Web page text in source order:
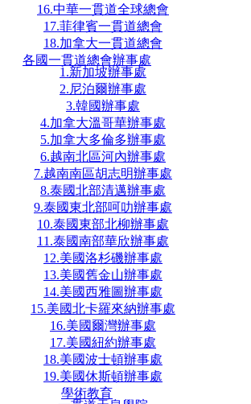
16.中華一貫道全球總會
17.菲律賓一貫道總會
18.加拿大一貫道總會
各國一貫道總會辦事處
1.新加坡辦事處
2.尼泊爾辦事處
3.韓國辦事處
4.加拿大溫哥華辦事處
5.加拿大多倫多辦事處
6.越南北區河內辦事處
7.越南南區胡志明辦事處
8.泰國北部清邁辦事處
9.泰國東北部呵叻辦事處
10.泰國東部北柳辦事處
11.泰國南部華欣辦事處
12.美國洛杉磯辦事處
13.美國舊金山辦事處
14.美國西雅圖辦事處
15.美國北卡羅來納辦事處
16.美國爾灣辦事處
17.美國紐約辦事處
18.美國波士頓辦事處
19.美國休斯頓辦事處
學術教育